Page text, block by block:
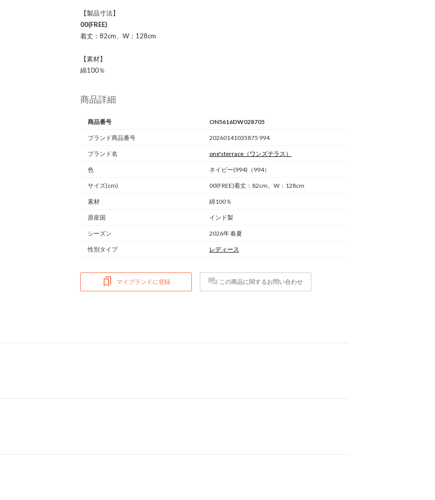
【製品寸法】
00(FREE)
着丈：82cm、W：128cm
【素材】
綿100％
商品詳細
商品番号 ON5616DW028705
ブランド商品番号 20260141035875 994
ブランド名 one'sterrace （ワンズテラス）
色 ネイビー(994)（994）
サイズ(cm) 00(FREE)着丈：82cm、W：128cm
素材 綿100％
原産国 インド製
シーズン 2026年 春夏
性別タイプ レディース
マイブランドに登録 この商品に関するお問い合わせ